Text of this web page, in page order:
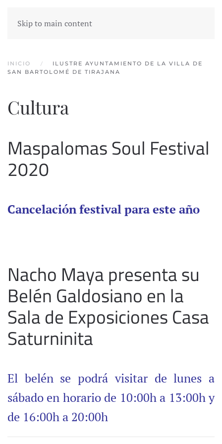
Skip to main content
INICIO
ILUSTRE AYUNTAMIENTO DE LA VILLA DE
SAN BARTOLOMÉ DE TIRAJANA
Cultura
Maspalomas Soul Festival
2020
Cancelación festival para este año
Nacho Maya presenta su
Belén Galdosiano en la
Sala de Exposiciones Casa
Saturninita
El belén se podrá visitar de lunes a
sábado en horario de 10:00h a 13:00h y
de 16:00h a 20:00h